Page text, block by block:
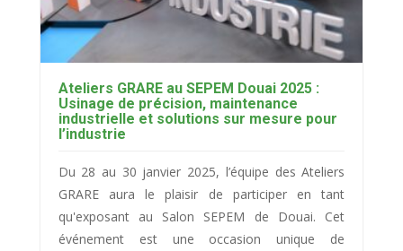
Ateliers GRARE au SEPEM Douai 2025 :
Usinage de précision, maintenance
industrielle et solutions sur mesure pour
l’industrie
Du 28 au 30 janvier 2025, l’équipe des Ateliers
GRARE aura le plaisir de participer en tant
qu'exposant au Salon SEPEM de Douai. Cet
événement est une occasion unique de